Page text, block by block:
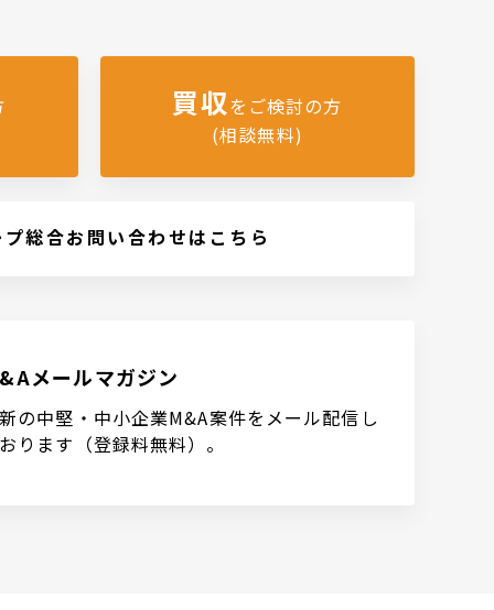
買収をご検討の方
(相談無料)
総合お問い合わせはこちら
メールマガジン
の中堅・中小企業M&A案件をメール配信し
ります（登録料無料）。